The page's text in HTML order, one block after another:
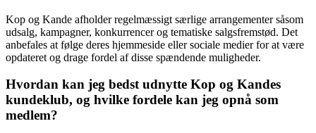
Kop og Kande afholder regelmæssigt særlige arrangementer såsom
udsalg, kampagner, konkurrencer og tematiske salgsfremstød. Det
anbefales at følge deres hjemmeside eller sociale medier for at være
opdateret og drage fordel af disse spændende muligheder.
Hvordan kan jeg bedst udnytte Kop og Kandes
kundeklub, og hvilke fordele kan jeg opnå som
medlem?